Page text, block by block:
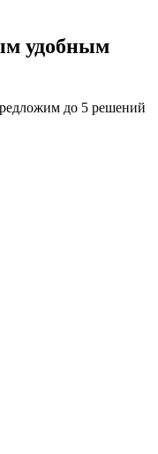
удобным
до 5 решений